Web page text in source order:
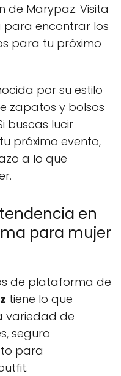
de Marypaz. Visita
para encontrar los
para tu próximo
por su estilo
zapatos y bolsos
buscas lucir
próximo evento,
a lo que
en
para mujer
de plataforma de
tiene lo que
variedad de
seguro
para